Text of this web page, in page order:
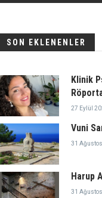
SON EKLENENLER
Klinik
27 Eylül
Vuni
31
Harup
31